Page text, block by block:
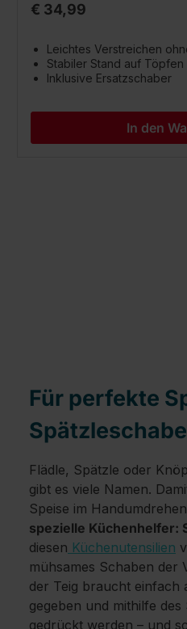
€ 34,99
Leichtes Verstreichen
Stabiler Stand auf Töpfen
Inklusive Ersatzschaber
In den
Für perfekte
Flädle, Spätzle oder
gibt es viele Namen.
Speise im
spezielle Küchenhelfer:
diesen Küchenutensilien
mühsames Schaben der
der Teig braucht einfach
gegeben und mithilfe
gedrückt werden – und